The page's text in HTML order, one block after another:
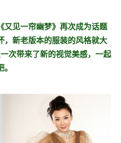
见一帘幽梦》再次成为话题
，新老版本的服装的风格就大
次带来了新的视觉美感，一起